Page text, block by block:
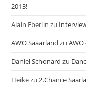
2013!
Alain Eberlin zu
AWO Saaarland zu
Daniel Schonard zu
Heikezu2.Chance